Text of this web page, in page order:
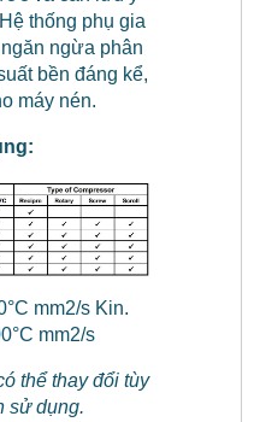
thống phụ gia
ngăn ngừa phân
bền đáng kể,
máy nén.
mm2/s Kin.
mm2/s
thể thay đổi tùy
sử dụng.